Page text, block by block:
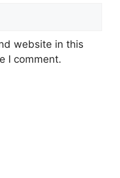
website in this
I comment.